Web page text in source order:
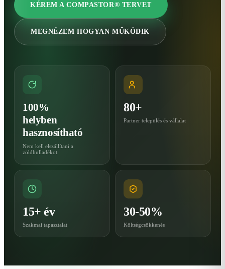
KÉREM A COMPASTOR® TERVET
MEGNÉZEM HOGYAN MŰKÖDIK
100%
helyben
hasznosítható
Nem kell elszállítani a
zöldhulladékot.
80+
Partner település és vállalat
15+ év
Szakmai tapasztalat
30-50%
Költségcsökkenés